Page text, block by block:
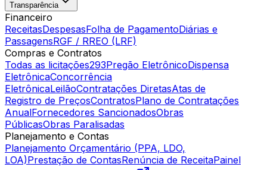
Transparência
Financeiro
ReceitasDespesasFolha de PagamentoDiárias e
PassagensRGF / RREO (LRF)
Compras e Contratos
Todas as licitações293Pregão EletrônicoDispensa
EletrônicaConcorrência
EletrônicaLeilãoContratações DiretasAtas de
Registro de PreçosContratosPlano de Contratações
AnualFornecedores SancionadosObras
PúblicasObras Paralisadas
Planejamento e Contas
Planejamento Orçamentário (PPA, LDO,
LOA)Prestação de ContasRenúncia de ReceitaPainel